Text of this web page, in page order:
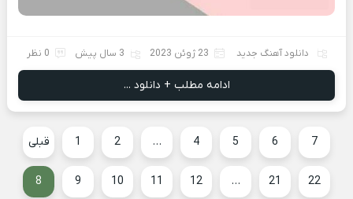
دانلود آهنگ جدید 23 ژوئن 2023 3 سال پیش 0 نظر
ادامه مطلب + دانلود ...
قبلی 1 2 … 4 5 6 7
8 9 10 11 12 … 21 22